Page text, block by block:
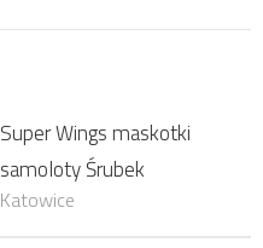
Super Wings maskotki
samoloty Śrubek
Katowice